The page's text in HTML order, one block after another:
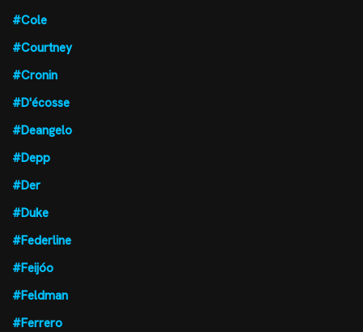
#Cole
#Courtney
#Cronin
#D'écosse
#Deangelo
#Depp
#Der
#Duke
#Federline
#Feijóo
#Feldman
#Ferrero